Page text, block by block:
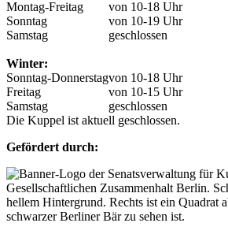
Montag-Freitag
von 10-18 Uhr
Sonntag
von 10-19 Uhr
Samstag
geschlossen
Winter:
Sonntag-Donnerstagvon 10-18 Uhr
Freitag
von 10-15 Uhr
Samstag
geschlossen
Die Kuppel ist aktuell geschlossen.
Gefördert durch: